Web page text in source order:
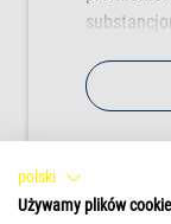
polski
Używamy plików cookie